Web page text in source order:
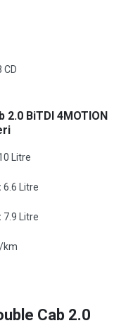
CD
2.0 BiTDI 4MOTION
Litre
6.6 Litre
7.9 Litre
km
Cab 2.0